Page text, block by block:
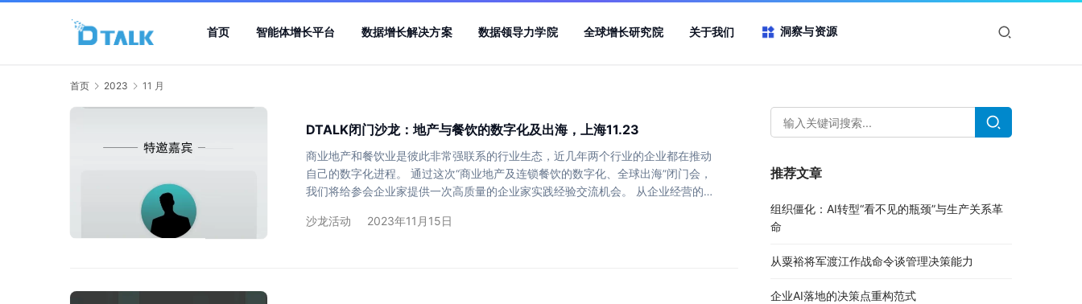
首页 智能体增长平台 数据增长解决方案 数据领导力学院 全球增长研究院 关于我们 洞察与资源
首页 2023 11 月
DTALK闭门沙龙：地产与餐饮的数字化及出海，上海11.23
商业地产和餐饮业是彼此非常强联系的行业生态，近几年两个行业的企业都在推动
自己的数字化进程。 通过这次“商业地产及连锁餐饮的数字化、全球出海”闭门会，
我们将给参会企业家提供一次高质量的企业家实践经验交流机会。 从企业经营的角
价值，但是从资本角度来看，都需要对投资人负责，要建立科学的经营决策体系，
沙龙活动 2023年11月15日
推荐文章
组织僵化：AI转型“看不见的瓶颈”与生产关系革
命
从粟裕将军渡江作战命令谈管理决策能力
企业AI落地的决策点重构范式